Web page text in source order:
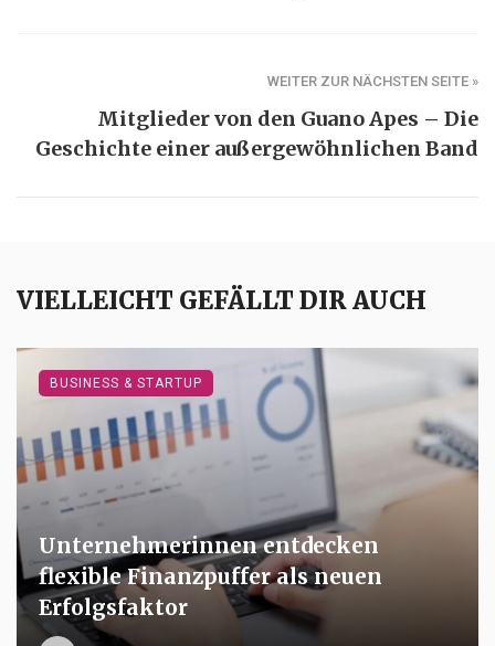
WEITER ZUR NÄCHSTEN SEITE »
Mitglieder von den Guano Apes – Die
Geschichte einer außergewöhnlichen Band
VIELLEICHT GEFÄLLT DIR AUCH
Unternehmerinnen entdecken
flexible Finanzpuffer als neuen
Erfolgsfaktor
BUSINESS & STARTUP